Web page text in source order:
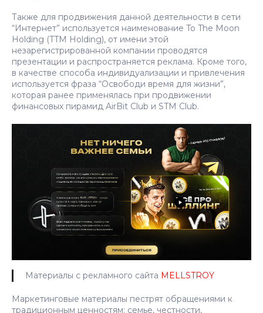
Также для продвижения данной деятельности в сети
“Интернет” используется наименование To The Moon
Holding (TTM Holding), от имени этой
незарегистрированной компании проводятся
презентации и распространяется реклама. Кроме того,
в качестве способа индивидуализации и привлечения
используется фраза “Освободи время для жизни”,
которая ранее применялась при продвижении
финансовых пирамид AirBit Club и STM Club.
Материалы с рекламного сайта MELLSTROY
Маркетинговые материалы пестрят обращениями к
традиционным ценностям: семье, честности,